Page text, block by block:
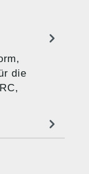
die